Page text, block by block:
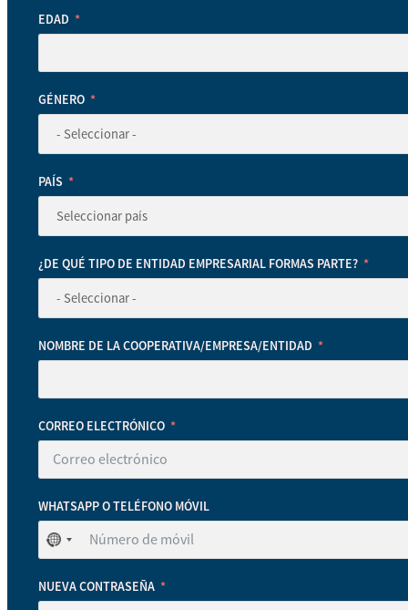
EDAD
GÉNERO
PAÍS
¿DE QUÉ TIPO DE ENTIDAD EMPRESARIAL FORMAS PARTE?
NOMBRE DE LA COOPERATIVA/EMPRESA/ENTIDAD
CORREO ELECTRÓNICO
WHATSAPP O TELÉFONO MÓVIL
No
se
ha
seleccionado
NUEVA CONTRASEÑA